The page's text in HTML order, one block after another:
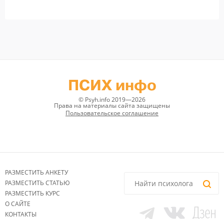
ПСИХ инфо
© Psyh.info 2019—2026
Права на материалы сайта защищены
Пользовательское соглашение
РАЗМЕСТИТЬ АНКЕТУ
РАЗМЕСТИТЬ СТАТЬЮ
РАЗМЕСТИТЬ КУРС
О САЙТЕ
КОНТАКТЫ